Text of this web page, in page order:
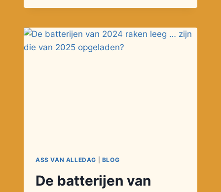
EN
ASS VAN ALLEDAG BLOG
De batterijen van